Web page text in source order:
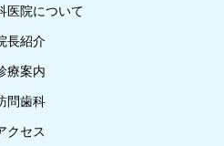
医院について
長紹介
療案内
問歯科
クセス